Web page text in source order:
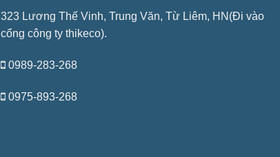
323 Lương Thế Vinh, Trung Văn, Từ Liêm, HN(Đi vào
cổng công ty thikeco).
0989-283-268
0975-893-268